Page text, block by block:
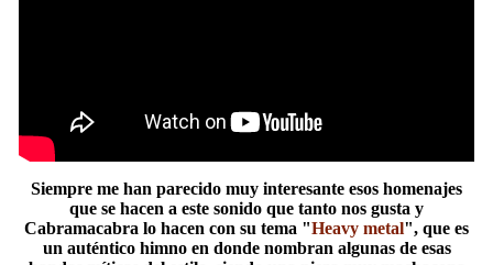
Siempre me han parecido muy interesante esos homenajes
que se hacen a este sonido que tanto nos gusta y
Cabramacabra lo hacen con su tema "Heavy metal", que es
un auténtico himno en donde nombran algunas de esas